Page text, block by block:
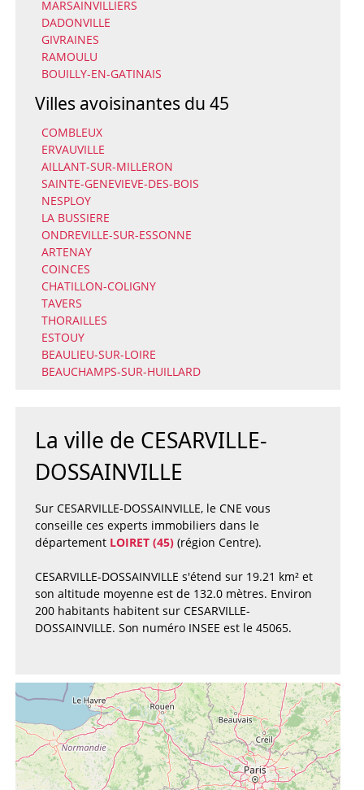
MARSAINVILLIERS
DADONVILLE
GIVRAINES
RAMOULU
BOUILLY-EN-GATINAIS
Villes avoisinantes du 45
COMBLEUX
ERVAUVILLE
AILLANT-SUR-MILLERON
SAINTE-GENEVIEVE-DES-BOIS
NESPLOY
LA BUSSIERE
ONDREVILLE-SUR-ESSONNE
ARTENAY
COINCES
CHATILLON-COLIGNY
TAVERS
THORAILLES
ESTOUY
BEAULIEU-SUR-LOIRE
BEAUCHAMPS-SUR-HUILLARD
La ville de CESARVILLE-
DOSSAINVILLE
Sur CESARVILLE-DOSSAINVILLE, le CNE vous
conseille ces experts immobiliers dans le
département LOIRET (45)(région Centre).
CESARVILLE-DOSSAINVILLE s'étend sur 19.21 km² et
son altitude moyenne est de 132.0 mètres. Environ
200 habitants habitent sur CESARVILLE-
DOSSAINVILLE. Son numéro INSEE est le 45065.